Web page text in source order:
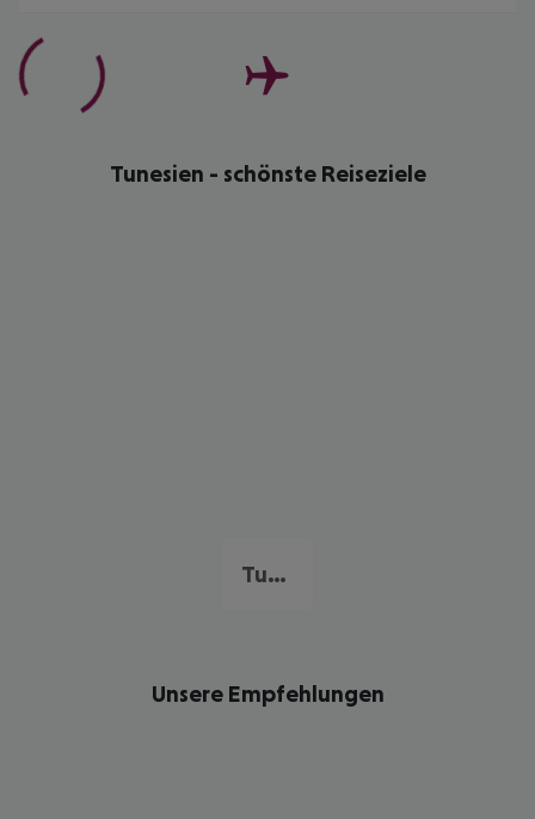
Tunesien - schönste Reiseziele
Tunesische Riviera
Unsere Empfehlungen